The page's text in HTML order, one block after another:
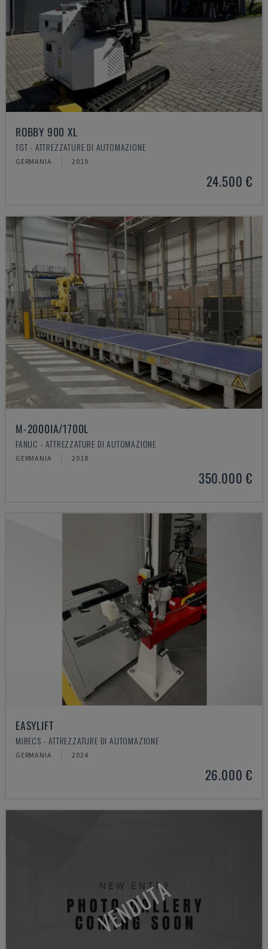
ROBBY 900 XL
TGT - ATTREZZATURE DI AUTOMAZIONE
GERMANIA 2019
24.500 €
M-2000IA/1700L
FANUC - ATTREZZATURE DI AUTOMAZIONE
GERMANIA 2018
350.000 €
EASYLIFT
MIRECS - ATTREZZATURE DI AUTOMAZIONE
GERMANIA 2024
26.000 €
VENDUTA